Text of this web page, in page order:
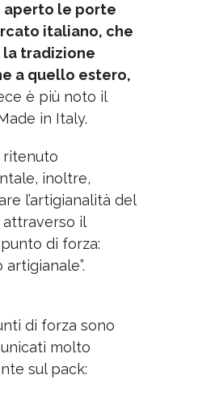
aperto le porte
italiano, che
la tradizione
a quello estero,
è più noto il
in Italy.
ritenuto
inoltre,
l’artigianalità del
il
di forza:
di forza sono
molto
sul pack: